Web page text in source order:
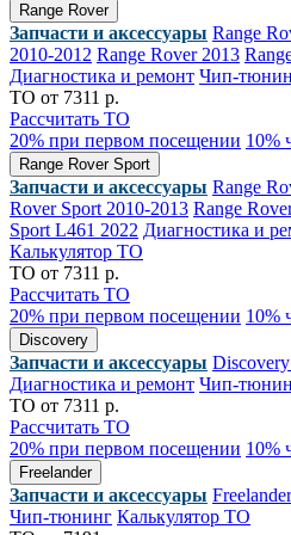
Range Rover
Запчасти и аксессуары Range
2010-2012 Range Rover 2013
Диагностика и ремонт Чип-
ТО от 7311 р.
Рассчитать ТО
20% при первом посещении 10%
Range Rover Sport
Запчасти и аксессуары Range
Rover Sport 2010-2013 Range
Sport L461 2022 Диагностика и
Калькулятор ТО
ТО от 7311 р.
Рассчитать ТО
20% при первом посещении 10%
Discovery
Запчасти и аксессуары
Диагностика и ремонт Чип-
ТО от 7311 р.
Рассчитать ТО
20% при первом посещении 10%
Freelander
Запчасти и аксессуары
Чип-тюнинг Калькулятор ТО